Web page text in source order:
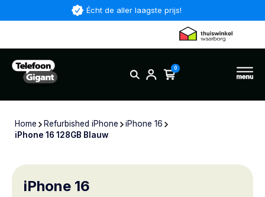
Écht de aller laagste prijs!
0
Home Refurbished iPhone
iPhone 16
iPhone 16 128GB Blauw
iPhone 16